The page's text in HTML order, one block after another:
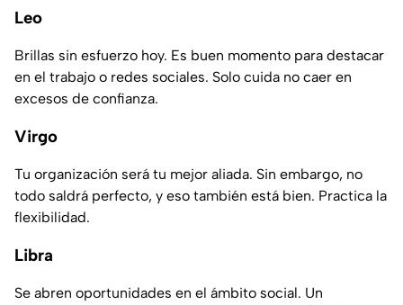
Leo
Brillas sin esfuerzo hoy. Es buen momento para destacar
en el trabajo o redes sociales. Solo cuida no caer en
excesos de confianza.
Virgo
Tu organización será tu mejor aliada. Sin embargo, no
todo saldrá perfecto, y eso también está bien. Practica la
flexibilidad.
Libra
Se abren oportunidades en el ámbito social. Un